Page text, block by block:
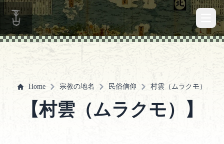
Home 宗教の地名 民俗信仰 村雲（ムラクモ）
【村雲（ムラクモ）】